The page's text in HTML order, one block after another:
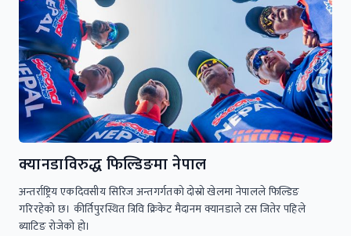
क्यानडाविरुद्ध फिल्डिङमा नेपाल
अन्तर्राष्ट्रिय एकदिवसीय सिरिज अन्तगर्गतकाे दाेस्राे खेलमा नेपालले फिल्डिङ
गरिरहेकाे छ। कीर्तिपुरस्थित त्रिवि क्रिकेट मैदानम क्यानडाले टस जितेर पहिले
ब्याटिङ राेजेकाे हाे।